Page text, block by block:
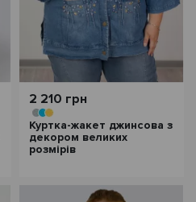
2 210 грн
Куртка-жакет джинсова з
декором великих
розмірів